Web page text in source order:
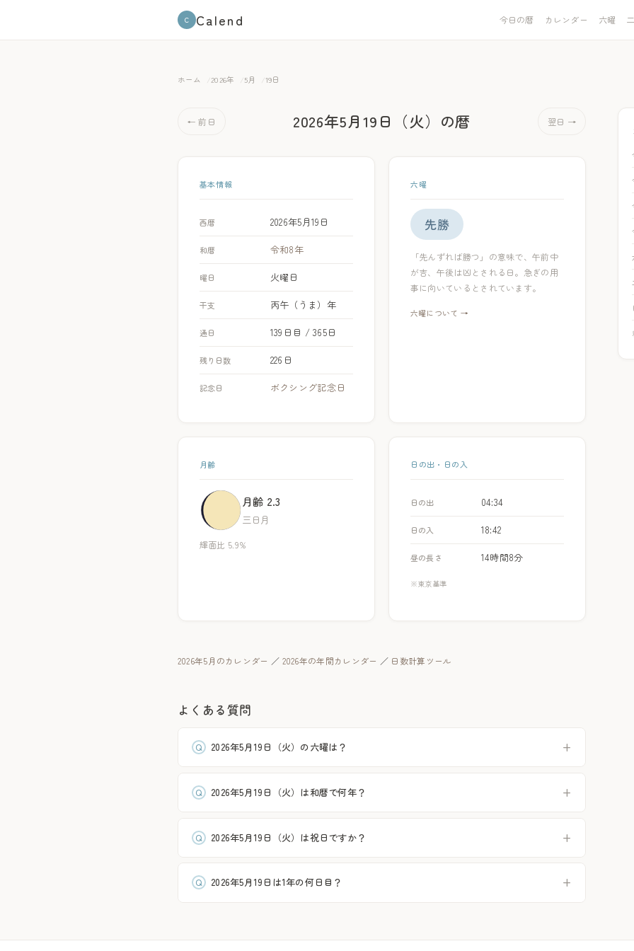
C Calend 今日の暦 カレンダー 六曜
ホーム 2026年 5月 19日
← 前日 2026年5月19日（火） の暦 翌日 →
基本情報
西暦 2026年5月19日
和暦 令和8年
曜日 火曜日
干支 丙午（うま）年
通日 139日目 / 365日
残り日数 226日
記念日 ボクシング記念日
六曜
先勝
「先んずれば勝つ」の意味で、午前中
が吉、午後は凶とされる日。急ぎの用
事に向いているとされています。
六曜について →
月齢
月齢 2.3
三日月
輝面比 5.9%
日の出・日の入
日の出 04:34
日の入 18:42
昼の長さ 14時間8分
※東京基準
2026年5月のカレンダー ／ 2026年の年間カレンダー ／ 日数計算ツール
よくある質問
2026年5月19日（火）の六曜は？
2026年5月19日（火）は和暦で何年？
2026年5月19日（火）は祝日ですか？
2026年5月19日は1年の何日目？